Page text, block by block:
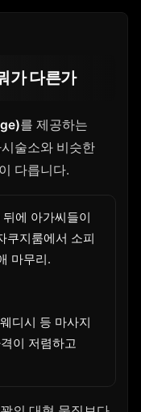
가 다른가
를 제공하는
술소와 비슷한
다릅니다.
에 아가씨들이
쿠지룸에서 소피
마무리.
디시 등 마사지
이 저렴하고